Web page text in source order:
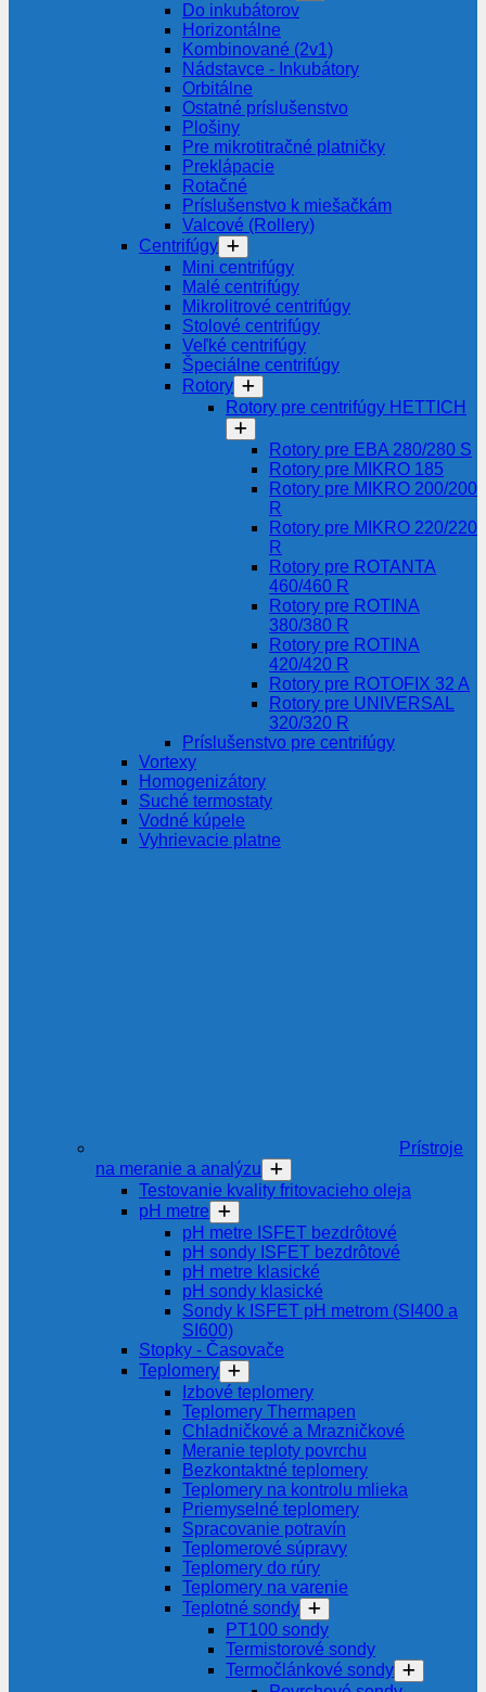
Do inkubátorov
Horizontálne
Kombinované (2v1)
Nádstavce - Inkubátory
Orbitálne
Ostatné príslušenstvo
Plošiny
Pre mikrotitračné platničky
Preklápacie
Rotačné
Príslušenstvo k miešačkám
Valcové (Rollery)
Centrifúgy
Mini centrifúgy
Malé centrifúgy
Mikrolitrové centrifúgy
Stolové centrifúgy
Veľké centrifúgy
Špeciálne centrifúgy
Rotory
Rotory pre centrifúgy HETTICH
Rotory pre EBA 280/280 S
Rotory pre MIKRO 185
Rotory pre MIKRO 200/200
R
Rotory pre MIKRO 220/220
R
Rotory pre ROTANTA
460/460 R
Rotory pre ROTINA
380/380 R
Rotory pre ROTINA
420/420 R
Rotory pre ROTOFIX 32 A
Rotory pre UNIVERSAL
320/320 R
Príslušenstvo pre centrifúgy
Vortexy
Homogenizátory
Suché termostaty
Vodné kúpele
Vyhrievacie platne
Prístroje
na meranie a analýzu
Testovanie kvality fritovacieho oleja
pH metre
pH metre ISFET bezdrôtové
pH sondy ISFET bezdrôtové
pH metre klasické
pH sondy klasické
Sondy k ISFET pH metrom (SI400 a
SI600)
Stopky - Časovače
Teplomery
Izbové teplomery
Teplomery Thermapen
Chladničkové a Mrazničkové
Meranie teploty povrchu
Bezkontaktné teplomery
Teplomery na kontrolu mlieka
Priemyselné teplomery
Spracovanie potravín
Teplomerové súpravy
Teplomery do rúry
Teplomery na varenie
Teplotné sondy
PT100 sondy
Termistorové sondy
Termočlánkové sondy